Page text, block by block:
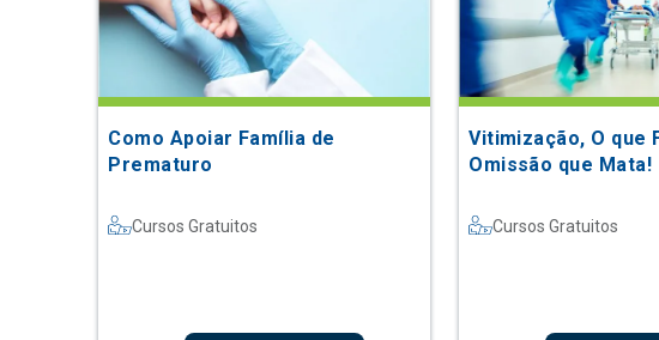
Como Apoiar Família de
Prematuro
Cursos Gratuitos
Vitimização, O que
Omissão que Mata!
Cursos Gratuitos